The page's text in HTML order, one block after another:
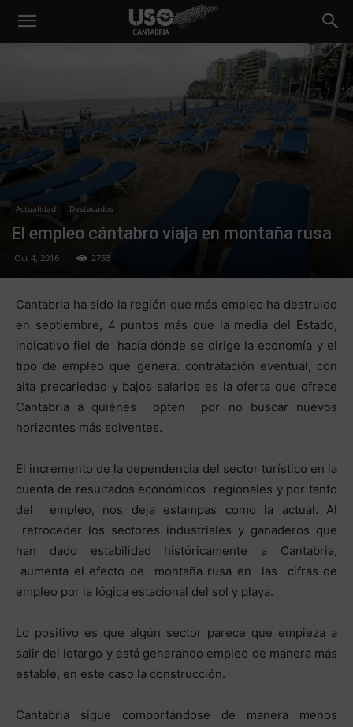
Actualidad Destacados
El empleo cántabro viaja en montaña rusa
Oct 4, 2016 2753
Cantabria ha sido la región que más empleo ha destruido
en septiembre, 4 puntos más que la media del Estado,
indicativo fiel de hacía dónde se dirige la economía y el
tipo de empleo que genera: contratación eventual, con
alta precariedad y bajos salarios es la oferta que ofrece
Cantabria a quiénes opten por no buscar nuevos
horizontes más solventes.
El incremento de la dependencia del sector turístico en la
cuenta de resultados económicos regionales y por tanto
del empleo, nos deja estampas como la actual. Al
retroceder los sectores industriales y ganaderos que
han dado estabilidad históricamente a Cantabria,
aumenta el efecto de montaña rusa en las cifras de
empleo por la lógica estacional del sol y playa.
Lo positivo es que algún sector parece que empieza a
salir del letargo y está generando empleo de manera más
estable, en este caso la construcción.
Cantabria sigue comportándose de manera menos